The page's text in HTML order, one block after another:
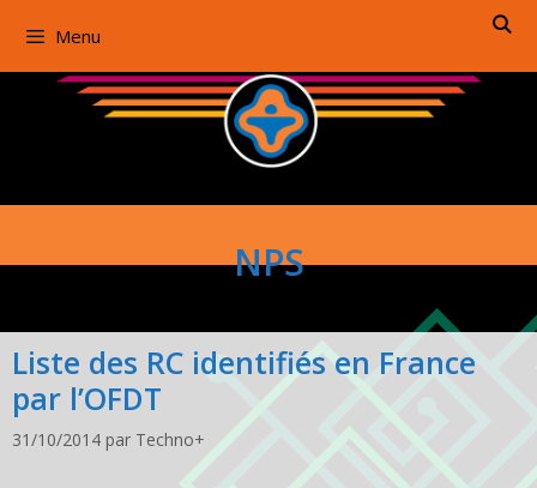
Menu
NPS
Liste des RC identifiés en France
par l’OFDT
31/10/2014 par Techno+